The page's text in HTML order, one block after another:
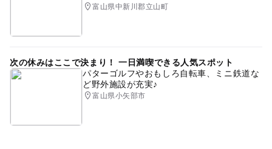
富山県中新川郡立山町
次の休みはここで決まり！ 一日満喫できる人気スポット
パターゴルフやおもしろ自転車、ミニ鉄道な
ど野外施設が充実♪
富山県小矢部市